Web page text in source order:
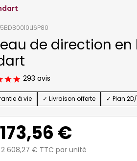
de direction en
293 avis
à vie ✓ Livraison offerte ✓ Plan
€
608,27 € TTC par unité